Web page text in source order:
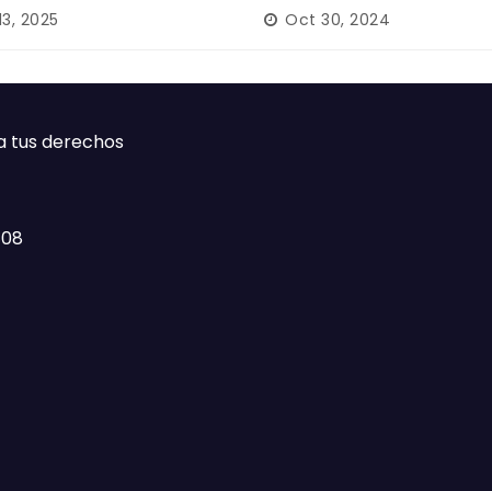
forzada en la
2025 Oct 30, 2024
tus derechos